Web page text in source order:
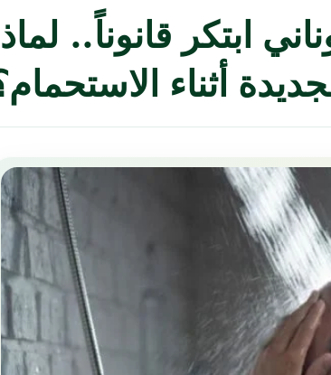
ابتكر قانوناً..
أثناء